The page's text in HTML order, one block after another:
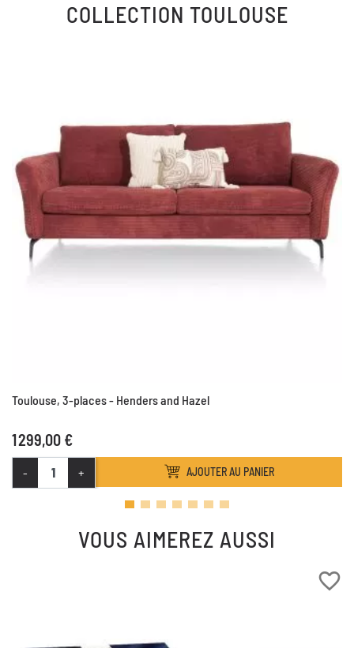
COLLECTION TOULOUSE
Toulouse, 3-places - Henders and Hazel
1 299,00 €
- + AJOUTER AU PANIER
VOUS AIMEREZ AUSSI
favorite_border